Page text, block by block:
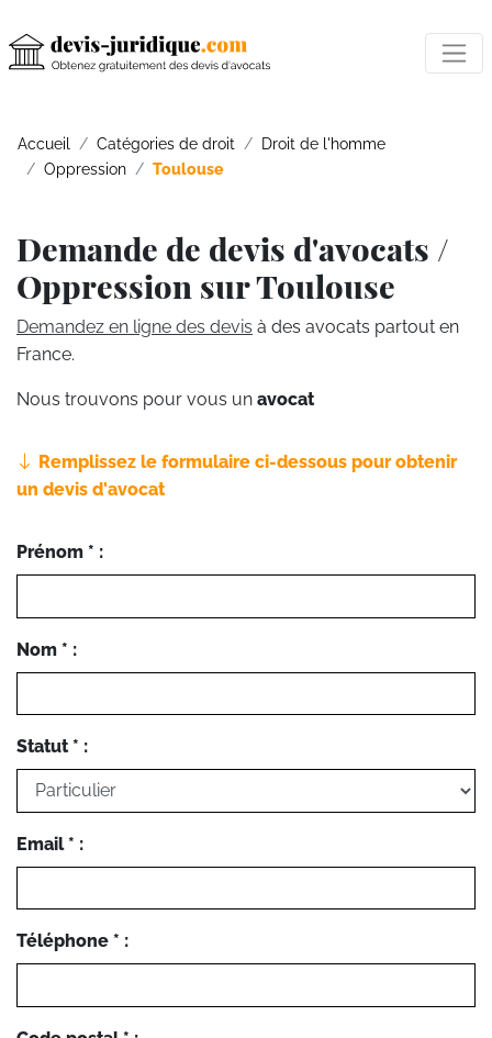
Accueil Catégories de droit
Droit de l'homme
Oppression
Toulouse
Demande de devis d'avocats /
Oppression sur Toulouse
Demandez en ligne des devis à des avocats partout en
France.
Nous trouvons pour vous un avocat
Remplissez le formulaire ci-dessous pour obtenir
un devis d'avocat
Prénom * :
Nom * :
Statut * :
Email * :
Téléphone * :